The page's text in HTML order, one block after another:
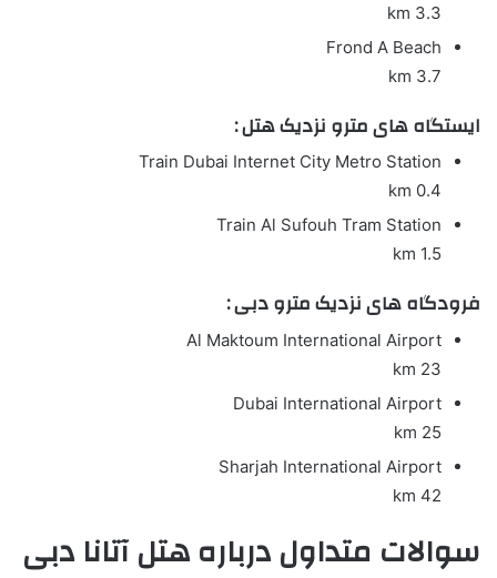
3.3 km
Frond A Beach
3.7 km
ایستگاه های مترو نزدیک هتل :
Train Dubai Internet City Metro Station
0.4 km
Train Al Sufouh Tram Station
1.5 km
فرودگاه های نزدیک مترو دبی :
Al Maktoum International Airport
23 km
Dubai International Airport
25 km
Sharjah International Airport
42 km
سوالات متداول درباره هتل آتانا دبی